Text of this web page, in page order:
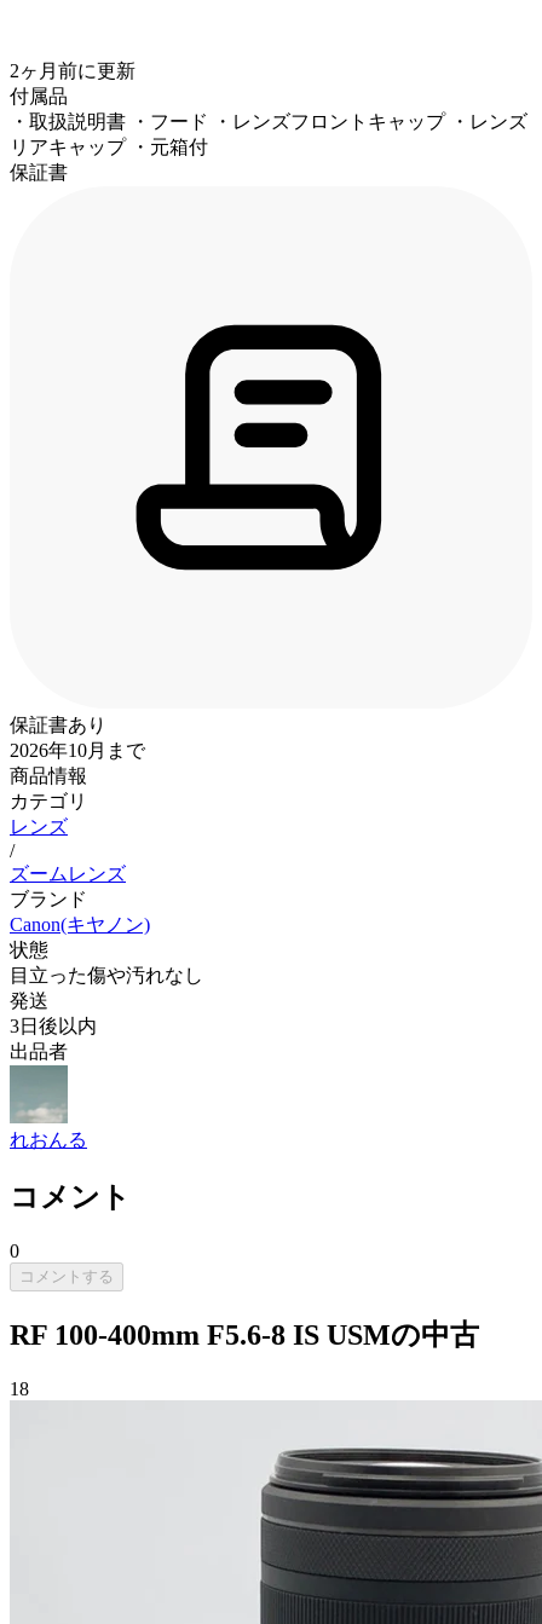
2ヶ月前に更新
付属品
・取扱説明書 ・フード ・レンズフロントキャップ ・レンズ
リアキャップ ・元箱付
保証書
保証書あり
2026年10月まで
商品情報
カテゴリ
レンズ
/
ズームレンズ
ブランド
Canon(キヤノン)
状態
目立った傷や汚れなし
発送
3日後以内
出品者
れおんる
コメント
0
コメントする
RF 100-400mm F5.6-8 IS USMの中古
18